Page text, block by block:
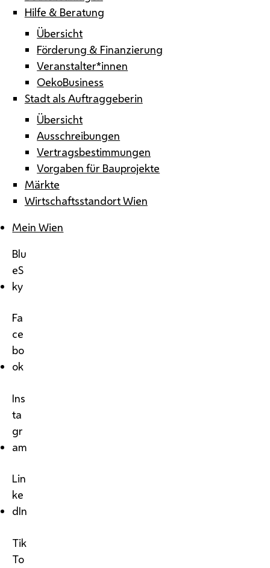
Hilfe & Beratung
Übersicht
Förderung & Finanzierung
Veranstalter*innen
OekoBusiness
Stadt als Auftraggeberin
Übersicht
Ausschreibungen
Vertragsbestimmungen
Vorgaben für Bauprojekte
Märkte
Wirtschaftsstandort Wien
Mein Wien
Blu
eS
ky
Fa
ce
bo
ok
Ins
ta
gr
am
Lin
ke
dIn
Tik
To